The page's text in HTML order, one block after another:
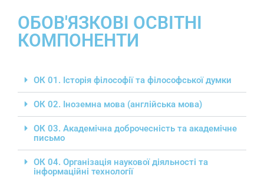
ОБОВ'ЯЗКОВІ ОСВІТНІ
КОМПОНЕНТИ
ОК 01. Історія філософії та філософської думки
ОК 02. Іноземна мова (англійська мова)
ОК 03. Академічна доброчесність та академічне
письмо
ОК 04. Організація наукової діяльності та
інформаційні технології